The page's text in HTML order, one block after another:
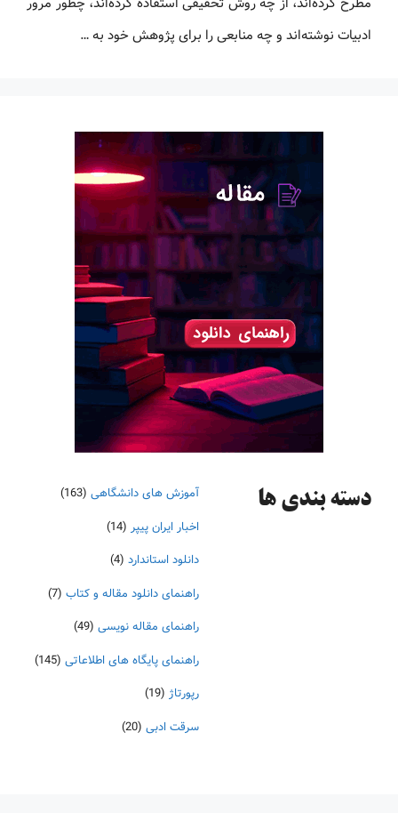
ادبیات نوشته‌اند و چه منابعی را برای پژوهش خود به …
دسته‌ بندی ها آموزش های دانشگاهی (163)
اخبار ایران پیپر (14)
دانلود استاندارد (4)
راهنمای دانلود مقاله و کتاب (7)
راهنمای مقاله نویسی (49)
راهنمای پایگاه های اطلاعاتی (145)
رپورتاژ (19)
سرقت ادبی (20)